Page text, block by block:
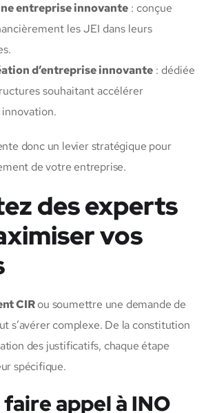
entreprise innovante : conçue
les JEI dans leurs
d’entreprise innovante : dédiée
souhaitant accélérer
donc un levier stratégique pour
de votre entreprise.
des experts
vos
CIRou soumettre une demande de
s’avérer complexe. De la constitution
des justificatifs, chaque étape
spécifique.
appel à INO